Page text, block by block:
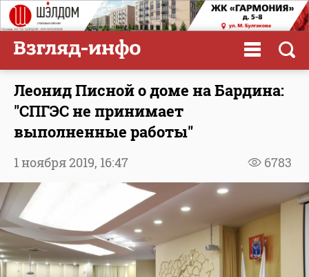
Леонид Писной о доме на Бардина:
"СПГЭС не принимает
выполненные работы"
6783
1 ноября 2019, 16:47